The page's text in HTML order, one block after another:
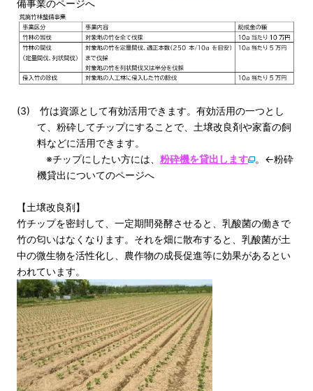
備事業のページへ
(3) 竹は資源として有効活用できます。有効活用の一つとし
て、粉砕してチップにすることで、土壌改良剤や家畜の飼
料などに活用できます。
※チップにしたい方には、 粉砕機を貸出します
。←粉砕
機貸出についてのページへ
【土壌改良剤】
竹チップを密封して、一定期間発酵させると、乳酸菌の働きで
竹の匂いはなくなります。それを畑に散布すると、乳酸菌が土
中の微生物を活性化し、農作物の成長促進等に効果があるとい
われています。